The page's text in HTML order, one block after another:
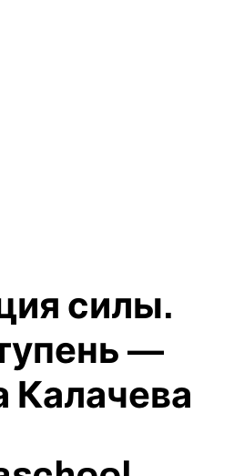
силы.
—
Калачева